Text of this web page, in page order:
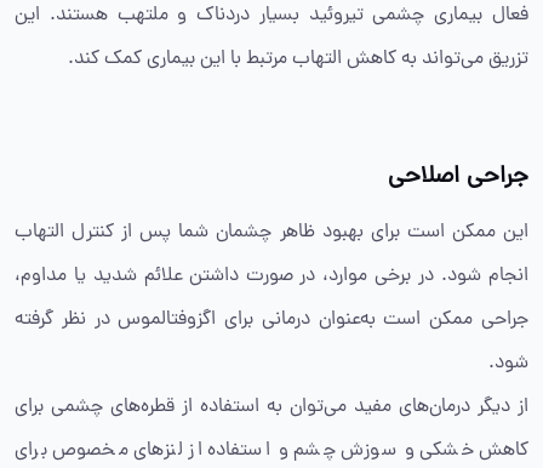
فعال بیماری چشمی تیروئید بسیار دردناک و ملتهب هستند. این
تزریق می‌تواند به کاهش التهاب مرتبط با این بیماری کمک کند.
جراحی اصلاحی
این ممکن است برای بهبود ظاهر چشمان شما پس از کنترل التهاب
انجام شود. در برخی موارد، در صورت داشتن علائم شدید یا مداوم،
جراحی ممکن است به‌عنوان درمانی برای اگزوفتالموس در نظر گرفته
شود.
از دیگر درمان‌های مفید می‌توان به استفاده از قطره‌های چشمی برای
کاهش خشکی و سوزش چشم و استفاده از لنزهای مخصوص برای